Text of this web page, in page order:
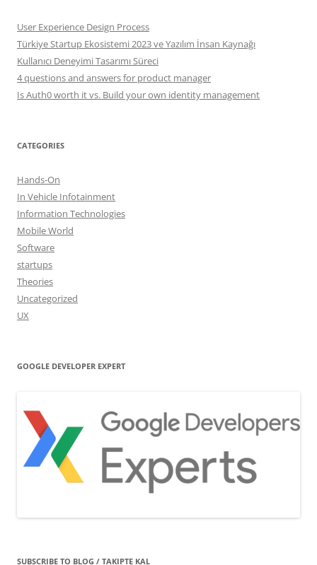
User Experience Design Process
Türkiye Startup Ekosistemi 2023 ve Yazılım İnsan Kaynağı
Kullanıcı Deneyimi Tasarımı Süreci
4 questions and answers for product manager
Is Auth0 worth it vs. Build your own identity management
CATEGORIES
Hands-On
In Vehicle Infotainment
Information Technologies
Mobile World
Software
startups
Theories
Uncategorized
UX
GOOGLE DEVELOPER EXPERT
SUBSCRIBE TO BLOG / TAKIPTE KAL